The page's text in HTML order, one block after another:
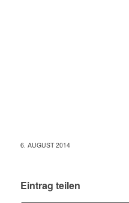
6. AUGUST 2014
Eintrag teilen